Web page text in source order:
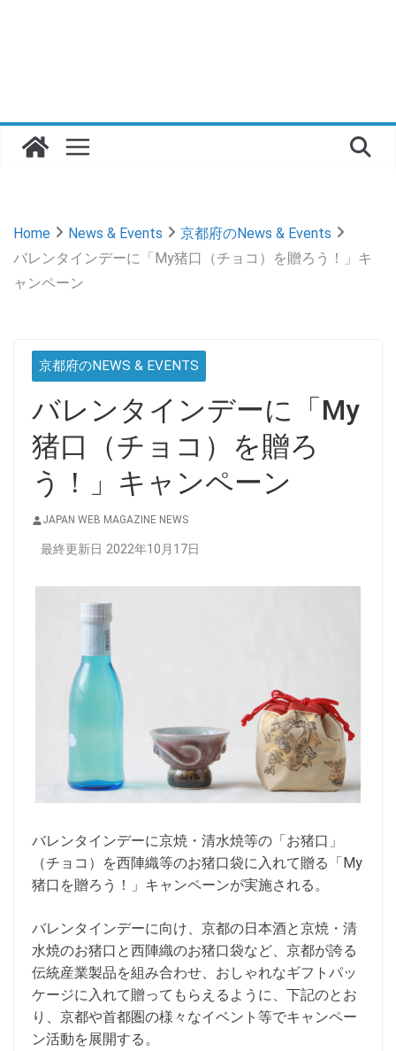
Home News & Events
京都府のNews & Events
バレンタインデーに「My猪口（チョコ）を贈ろう！」キ
ャンペーン
京都府のNEWS & EVENTS
バレンタインデーに「My
猪口（チョコ）を贈ろ
う！」キャンペーン
JAPAN WEB MAGAZINE NEWS
最終更新日 2022年10月17日
バレンタインデーに京焼・清水焼等の「お猪口」
（チョコ）を西陣織等のお猪口袋に入れて贈る「My
猪口を贈ろう！」キャンペーンが実施される。
バレンタインデーに向け、京都の日本酒と京焼・清
水焼のお猪口と西陣織のお猪口袋など、京都が誇る
伝統産業製品を組み合わせ、おしゃれなギフトパッ
ケージに入れて贈ってもらえるように、下記のとお
り、京都や首都圏の様々なイベント等でキャンペー
ン活動を展開する。